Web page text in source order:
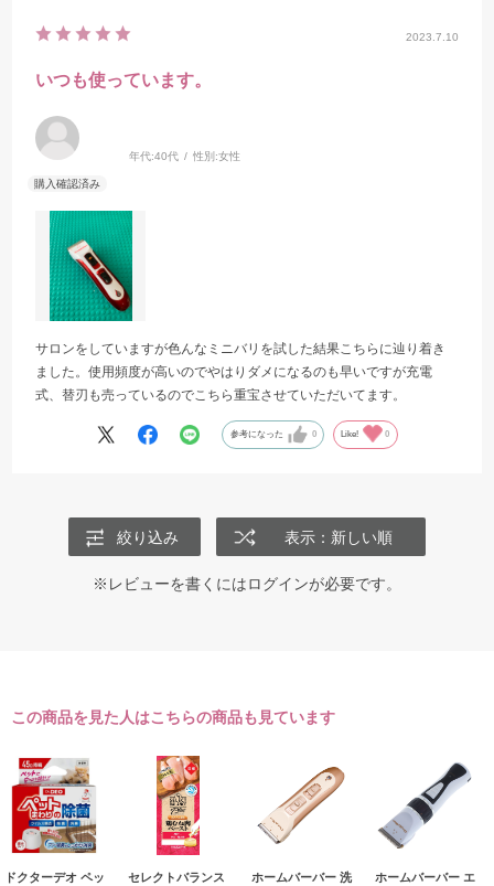
2023.7.10
いつも使っています。
年代:40代 性別:女性
サロンをしていますが色んなミニバリを試した結果こちらに辿り着き
ました。使用頻度が高いのでやはりダメになるのも早いですが充電
式、替刃も売っているのでこちら重宝させていただいてます。
参考になった 0 Like! 0
絞り込み 表示：新しい順
※レビューを書くにはログインが必要です。
この商品を見た人はこちらの商品も見ています
ドクターデオ ペッ
セレクトバランス
ホームバーバー 洗
ホームバーバー エ